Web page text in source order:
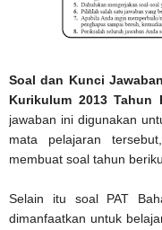
Soal dan Kunci
Kurikulum 2013 Tahun
jawaban ini digunakan
mata pelajaran
membuat soal tahun
Selain itu soal PAT
dimanfaatkan untuk